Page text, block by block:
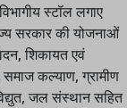
स्टॉल लगाए
सरकार की योजनाओं
शिकायत एवं
कल्याण, ग्रामीण
जल संस्थान सहित